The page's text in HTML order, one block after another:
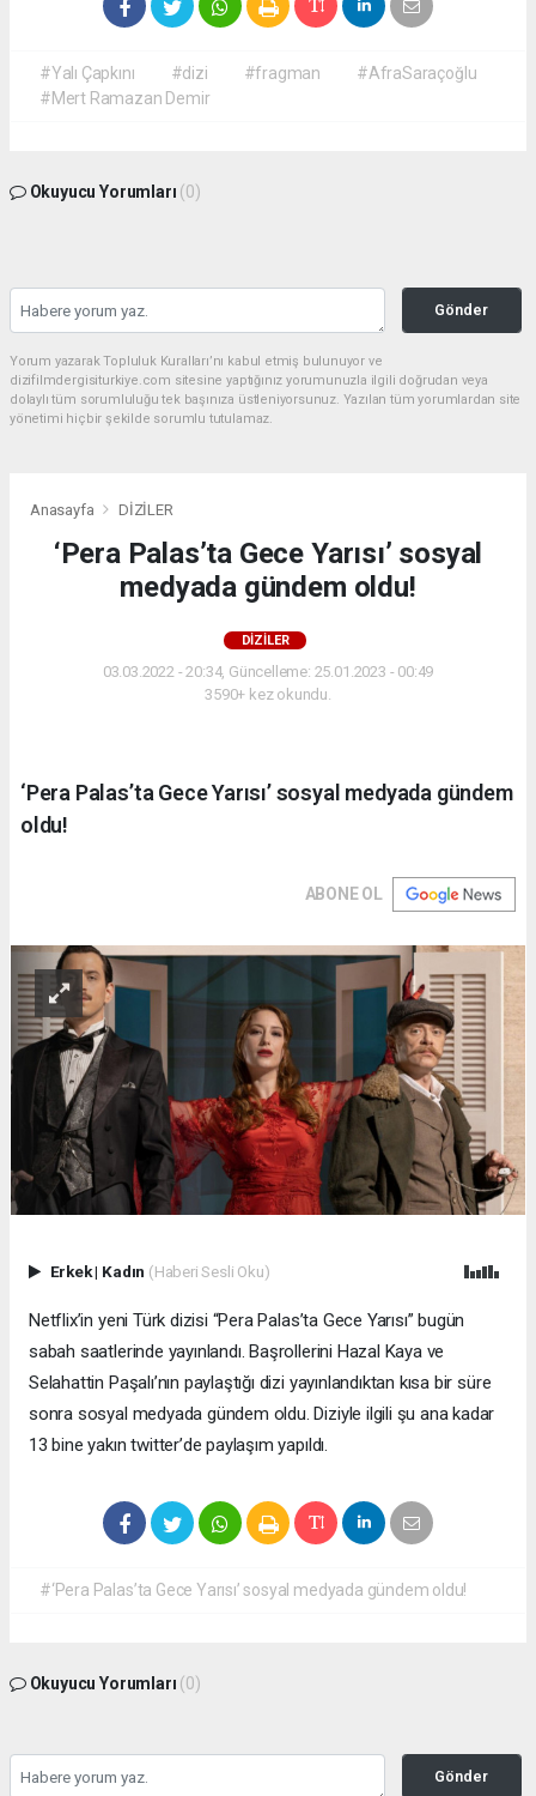
#Yalı Çapkını #dizi #fragman
#AfraSaraçoğlu
#Mert Ramazan Demir
Okuyucu Yorumları (0)
Gönder
Yorum yazarak Topluluk Kuralları’nı kabul etmiş bulunuyor ve
dizifilmdergisiturkiye.com sitesine yaptığınız yorumunuzla ilgili doğrudan veya
dolaylı tüm sorumluluğu tek başınıza üstleniyorsunuz. Yazılan tüm yorumlardan site
yönetimi hiçbir şekilde sorumlu tutulamaz.
Anasayfa DİZİLER
‘Pera Palas’ta Gece Yarısı’ sosyal
medyada gündem oldu!
DİZİLER
03.03.2022 - 20:34, Güncelleme: 25.01.2023 - 00:49
3590+ kez okundu.
‘Pera Palas’ta Gece Yarısı’ sosyal medyada gündem
oldu!
ABONE OL
Erkek| Kadın (Haberi Sesli Oku)
Netflix’in yeni Türk dizisi “Pera Palas’ta Gece Yarısı” bugün
sabah saatlerinde yayınlandı. Başrollerini Hazal Kaya ve
Selahattin Paşalı’nın paylaştığı dizi yayınlandıktan kısa bir süre
sonra sosyal medyada gündem oldu. Diziyle ilgili şu ana kadar
13 bine yakın twitter’de paylaşım yapıldı.
#‘Pera Palas’ta Gece Yarısı’ sosyal medyada gündem oldu!
Okuyucu Yorumları (0)
Gönder